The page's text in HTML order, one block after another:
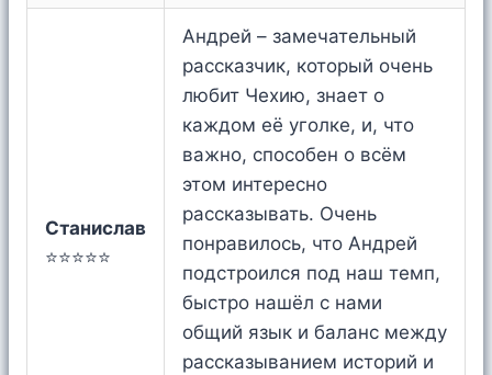
Станислав
⭐⭐⭐⭐⭐
Андрей – замечательный
рассказчик, который очень
любит Чехию, знает о
каждом её уголке, и, что
важно, способен о всём
этом интересно
рассказывать. Очень
понравилось, что Андрей
подстроился под наш темп,
быстро нашёл с нами
общий язык и баланс между
рассказыванием историй и